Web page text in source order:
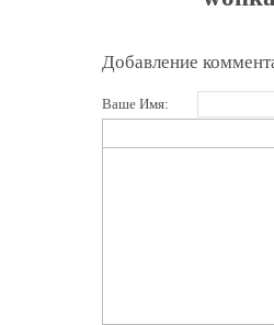
Добавление
Ваше Имя: